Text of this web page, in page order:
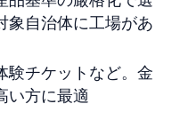
象自治体に工場があ
験チケットなど。金
い方に最適